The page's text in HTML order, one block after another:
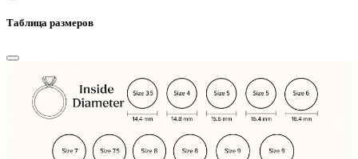
Таблица размеров